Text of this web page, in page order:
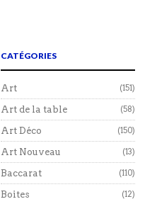
CATÉGORIES
Art (151)
Art de la table (58)
Art Déco (150)
Art Nouveau (13)
Baccarat (110)
Boites (12)